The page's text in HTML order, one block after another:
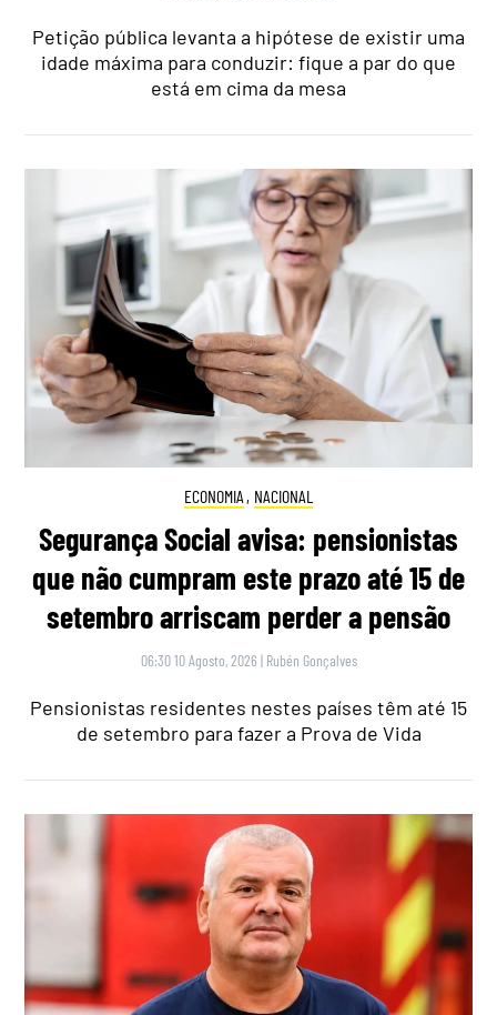
Petição pública levanta a hipótese de existir uma
idade máxima para conduzir: fique a par do que
está em cima da mesa
ECONOMIA , NACIONAL
Segurança Social avisa: pensionistas
que não cumpram este prazo até 15 de
setembro arriscam perder a pensão
06:30 10 Agosto, 2026 | Rubén Gonçalves
Pensionistas residentes nestes países têm até 15
de setembro para fazer a Prova de Vida